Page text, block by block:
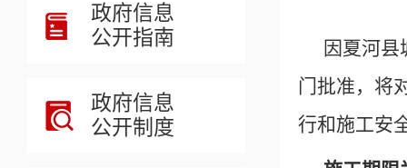
政府信息
公开指南
政府信息
公开制度
因夏河
门批准，将
行和施工安